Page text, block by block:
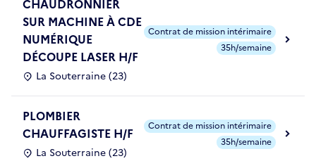
CHAUDRONNIER
SUR MACHINE À CDE
NUMÉRIQUE
DÉCOUPE LASER H/F
La Souterraine (23)
Contrat de mission intérimaire
35h/semaine
PLOMBIER
CHAUFFAGISTE H/F
La Souterraine (23)
Contrat de mission intérimaire
35h/semaine